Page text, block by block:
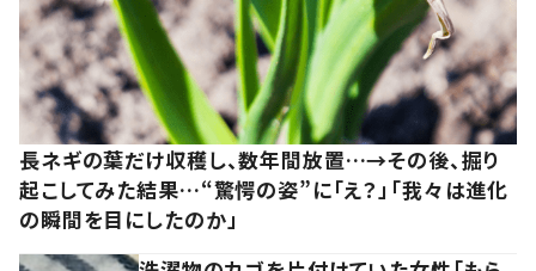
長ネギの葉だけ収穫し、数年間放置…→その後、掘り
起こしてみた結果…“驚愕の姿”に「え？」「我々は進化
の瞬間を目にしたのか」